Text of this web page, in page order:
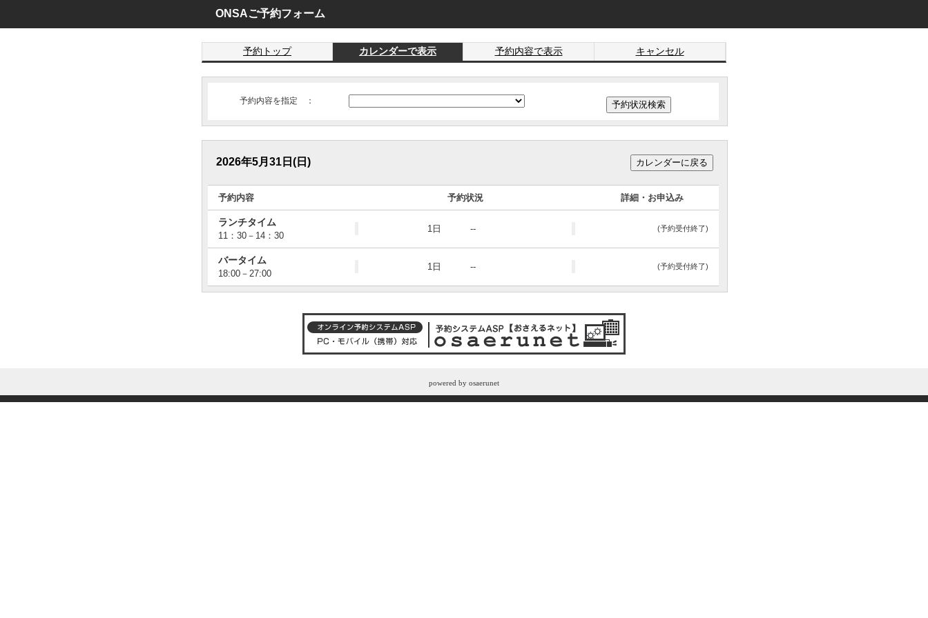
ONSAご予約フォーム
予約トップ カレンダーで表示 予約内容で表示 キャンセル
予約内容を指定 ：
2026年5月31日(日)
予約内容 予約状況 詳細・お申込み
ランチタイム
11：30－14：30
1日 -- (予約受付終了)
バータイム
18:00－27:00
1日 -- (予約受付終了)
powered by osaerunet